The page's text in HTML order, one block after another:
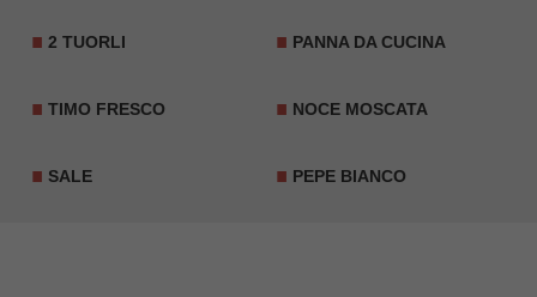
2 TUORLI PANNA DA CUCINA
TIMO FRESCO NOCE MOSCATA
SALE PEPE BIANCO